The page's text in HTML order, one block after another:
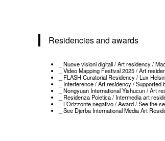
Residencies and awards
_ Nuove visioni digitali / Art residency /
_ Video Mapping Festival 2025 / Art
_ FLASH Curatorial Residency / Lux
_ Interference / Art residency /
_ Nongyuan International Yishucun / Art
_ Residenza Poietica / Intermedia art
_ L’Orizzonte negativo / Award / See
_ See Djerba International Media Art